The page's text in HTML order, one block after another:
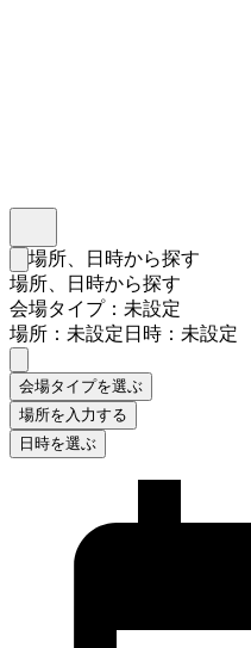
検索フォームを閉じる
場所、日時から探す
場所、日時から探す
会場タイプ：未設定
場所：未設定日時：未設定
会場タイプを選ぶ
場所を入力する
日時を選ぶ